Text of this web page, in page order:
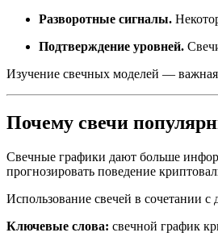
Разворотные сигналы.
Подтверждение уровней.
Изучение свечных моделей — важная
Почему свечи
Свечные графики дают больше
прогнозировать поведение
Использование свечей в сочетании
Ключевые слова: свечной график